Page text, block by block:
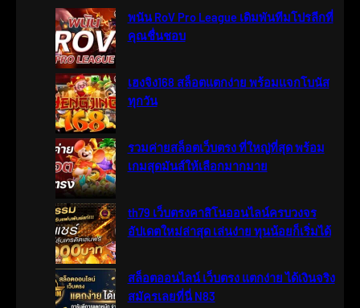
พนัน RoV Pro League เดิมพันทีมโปรลีกที่
คุณชื่นชอบ
เฮงจิง168 สล็อตแตกง่าย พร้อมแจกโบนัส
ทุกวัน
รวมค่ายสล็อตเว็บตรง ที่ใหญ่ที่สุด พร้อม
เกมสุดมันส์ให้เลือกมากมาย
th79 เว็บตรงคาสิโนออนไลน์ครบวงจร
อัปเดตใหม่ล่าสุด เล่นง่าย ทุนน้อยก็เริ่มได้
สล็อตออนไลน์ เว็บตรง แตกง่าย ได้เงินจริง
สมัครเลยที่นี่ N83